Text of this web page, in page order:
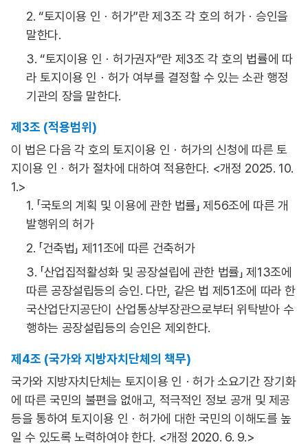
2. “토지이용 인ㆍ허가”란 제3조 각 호의 허가ㆍ승인을
말한다.
3. “토지이용 인ㆍ허가권자”란 제3조 각 호의 법률에 따
라 토지이용 인ㆍ허가 여부를 결정할 수 있는 소관 행정
기관의 장을 말한다.
제3조 (적용범위)
이 법은 다음 각 호의 토지이용 인ㆍ허가의 신청에 따른 토
지이용 인ㆍ허가 절차에 대하여 적용한다. <개정 2025. 10.
1.>
1. 「국토의 계획 및 이용에 관한 법률」 제56조에 따른 개
발행위의 허가
2. 「건축법」 제11조에 따른 건축허가
3. 「산업집적활성화 및 공장설립에 관한 법률」 제13조에
따른 공장설립등의 승인. 다만, 같은 법 제51조에 따라 한
국산업단지공단이 산업통상부장관으로부터 위탁받아 수
행하는 공장설립등의 승인은 제외한다.
제4조 (국가와 지방자치단체의 책무)
국가와 지방자치단체는 토지이용 인ㆍ허가 소요기간 장기화
에 따른 국민의 불편을 없애고, 적극적인 정보 공개 및 제공
등을 통하여 토지이용 인ㆍ허가에 대한 국민의 이해도를 높
일 수 있도록 노력하여야 한다. <개정 2020. 6. 9.>